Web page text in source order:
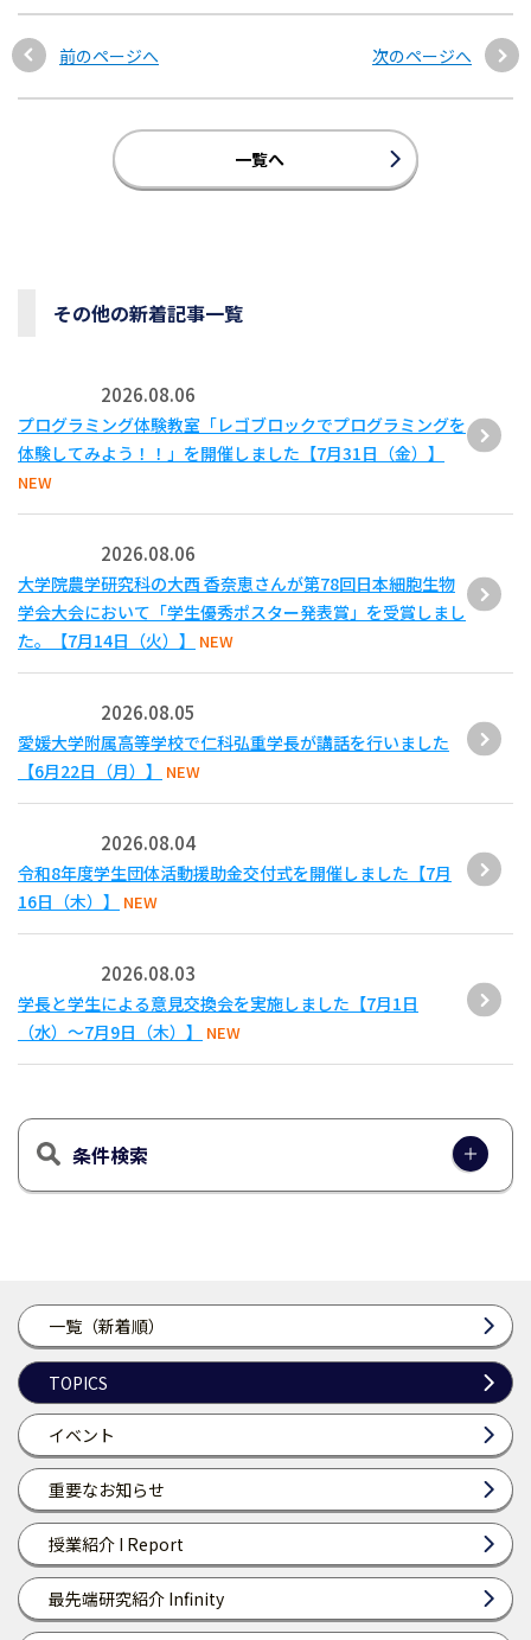
一覧（新着順）
TOPICS
イベント
重要なお知らせ
授業紹介 I Report
最先端研究紹介 Infinity
前のページへ 次のページへ
一覧へ
その他の新着記事一覧
2026.08.06
プログラミング体験教室「レゴブロックでプログラミングを
体験してみよう！！」を開催しました【7月31日（金）】
NEW
2026.08.06
大学院農学研究科の大西 香奈恵さんが第78回日本細胞生物
学会大会において「学生優秀ポスター発表賞」を受賞しまし
た。【7月14日（火）】
NEW
2026.08.05
愛媛大学附属高等学校で仁科弘重学長が講話を行いました
【6月22日（月）】
NEW
2026.08.04
令和8年度学生団体活動援助金交付式を開催しました【7月
16日（木）】
NEW
2026.08.03
学長と学生による意見交換会を実施しました【7月1日
（水）～7月9日（木）】
NEW
条件検索